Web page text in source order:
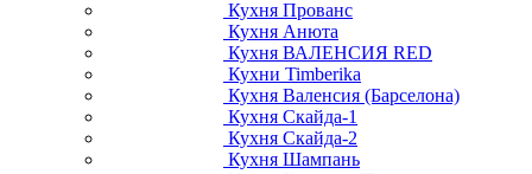
Кухня Прованс
Кухня Анюта
Кухня ВАЛЕНСИЯ RED
Кухни Timberika
Кухня Валенсия (Барселона)
Кухня Скайда-1
Кухня Скайда-2
Кухня Шампань